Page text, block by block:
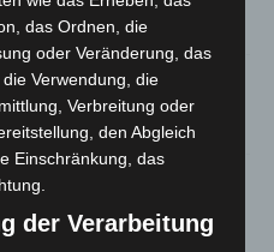
kehren nach
zurück
Population in Niedersachsen
das Ordnen, die
oder Veränderung, das
Verwendung, die
Verbreitung oder
den Abgleich
Einschränkung, das
der Verarbeitung